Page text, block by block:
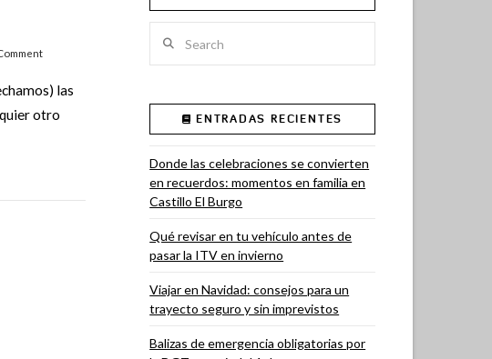
las
otro
ENTRADAS RECIENTES
Donde las celebraciones se convierten
en recuerdos: momentos en familia en
Castillo El Burgo
Qué revisar en tu vehículo antes de
pasar la ITV en invierno
Viajar en Navidad: consejos para un
trayecto seguro y sin imprevistos
Balizas de emergencia obligatorias por